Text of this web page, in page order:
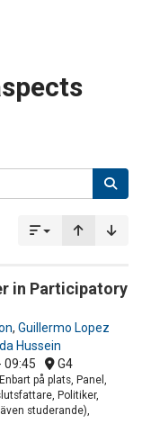
in Participatory
, Guillermo Lopez
Hussein
09:45 G4
på plats, Panel,
Politiker,
studerande),